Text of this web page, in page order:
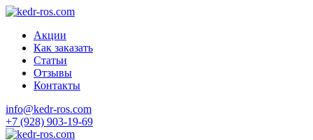
Акции
Как заказать
Статьи
Отзывы
Контакты
info@kedr-ros.com
+7 (928) 903-19-69